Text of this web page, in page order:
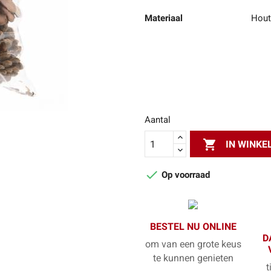
Materiaal Hout
Aantal
 IN
 Op voorraad
BESTEL NU ONLINE
om van een grote keus
te kunnen genieten